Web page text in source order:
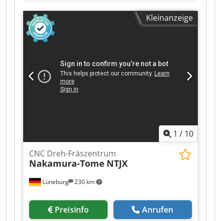
Achse am oberen Revolver: +/- 40mm Y-Achse
am unteren Revolver: +/- 32,5mm Vergrößerte
Hauptspindel: A5 Stangendurchlass: 51 mm
Vergrößerte Gegenspindel: A5
Entladung mit Greiferhand auf dem oberen
Revolver intelligentes Handrad AME
Schrägbettfilteranlage 10- 70bar Dedpfoztdaxox
Kleinanzeige
1 / 10
Lüneburg 230 km
CNC Dreh-Fräszentrum
Nakamura-Tome NTJX
Preisinfo Anrufen